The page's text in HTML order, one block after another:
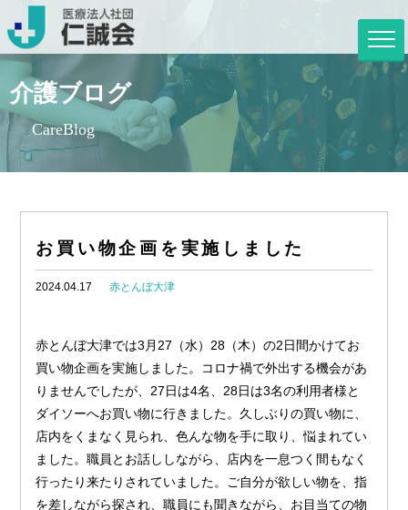
介護ブログ
CareBlog
お買い物企画を実施しました
2024.04.17 赤とんぼ大津
赤とんぼ大津では3月27（水）28（木）の2日間かけてお
買い物企画を実施しました。コロナ禍で外出する機会があ
りませんでしたが、27日は4名、28日は3名の利用者様と
ダイソーへお買い物に行きました。久しぶりの買い物に、
店内をくまなく見られ、色んな物を手に取り、悩まれてい
ました。職員とお話ししながら、店内を一息つく間もなく
行ったり来たりされていました。ご自分が欲しい物を、指
を差しながら探され、職員にも聞きながら、お目当ての物